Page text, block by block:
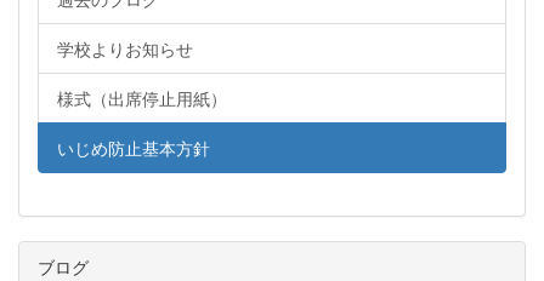
学校よりお知らせ
様式（出席停止用紙）
いじめ防止基本方針
ブログ